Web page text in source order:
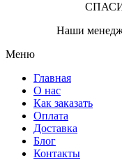
Наши
Меню
Главная
О нас
Как заказать
Оплата
Доставка
Блог
Контакты